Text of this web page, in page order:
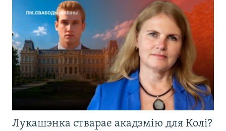
Лукашэнка стварае акадэмію для Колі?